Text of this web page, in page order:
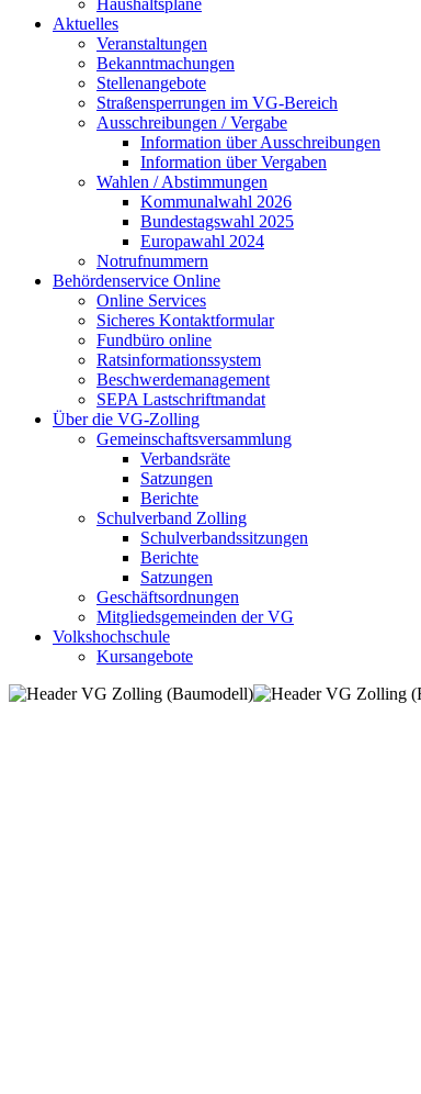
Haushaltspläne
Aktuelles
Veranstaltungen
Bekanntmachungen
Stellenangebote
Straßensperrungen im VG-Bereich
Ausschreibungen / Vergabe
Information über Ausschreibungen
Information über Vergaben
Wahlen / Abstimmungen
Kommunalwahl 2026
Bundestagswahl 2025
Europawahl 2024
Notrufnummern
Behördenservice Online
Online Services
Sicheres Kontaktformular
Fundbüro online
Ratsinformationssystem
Beschwerdemanagement
SEPA Lastschriftmandat
Über die VG-Zolling
Gemeinschaftsversammlung
Verbandsräte
Satzungen
Berichte
Schulverband Zolling
Schulverbandssitzungen
Berichte
Satzungen
Geschäftsordnungen
Mitgliedsgemeinden der VG
Volkshochschule
Kursangebote